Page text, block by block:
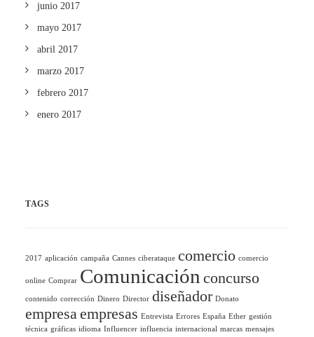
junio 2017
mayo 2017
abril 2017
marzo 2017
febrero 2017
enero 2017
TAGS
2017 aplicación campaña Cannes ciberataque comercio comercio
online Comprar Comunicación concurso
contenido corrección Dinero Director diseñador Donato
empresaempresas Entrevista Errores España Ether gestión
técnica gráficas idioma Influencer influencia internacional marcas mensajes